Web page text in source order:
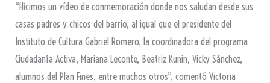
“Hicimos un vídeo de conmemoración donde nos saludan desde sus
casas padres y chicos del barrio, al igual que el presidente del
Instituto de Cultura Gabriel Romero, la coordinadora del programa
Ciudadanía Activa, Mariana Leconte, Beatriz Kunin, Vicky Sánchez,
alumnos del Plan Fines, entre muchos otros”, comentó Victoria